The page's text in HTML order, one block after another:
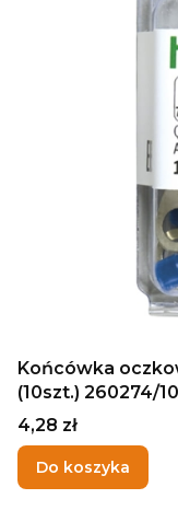
Końcówka
(10szt.) 260274/
Cena
4,28 zł
Do koszyka